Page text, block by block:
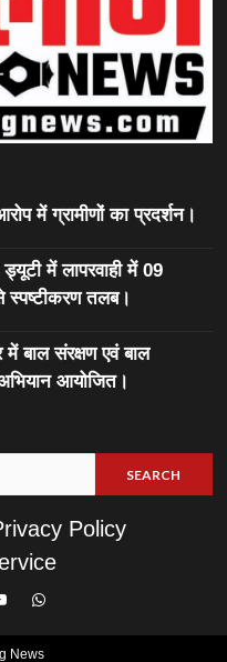
में ग्रामीणों का प्रदर्शन।
में लापरवाही में 09
स्पष्टीकरण तलब।
बाल संरक्षण एवं बाल
आयोजित।
Policy
Join
News